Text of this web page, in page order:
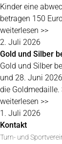
Kinder eine
betragen 150
weiterlesen >>
2. Juli 2026
Gold und Silber
Gold und Silber
und 28. Juni
die
weiterlesen >>
1. Juli 2026
Kontakt
Turn- und